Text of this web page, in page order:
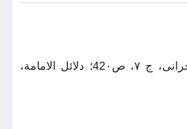
2- مدينة المعاجز، سيد هاشم بحرانى، ج ٧، ص42٠؛ دلائل الامامة،